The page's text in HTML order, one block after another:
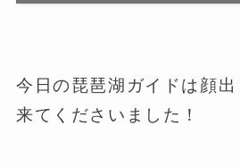
今日の琵琶湖ガイドは顔
来てくださいました！